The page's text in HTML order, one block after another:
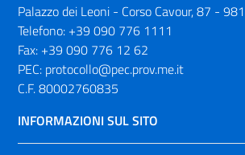
Palazzo dei Leoni - Corso Cavour, 87 -
Telefono: +39 090 776 1111
Fax: +39 090 776 12 62
PEC: protocollo@pec.prov.me.it
C.F. 80002760835
INFORMAZIONI SUL SITO